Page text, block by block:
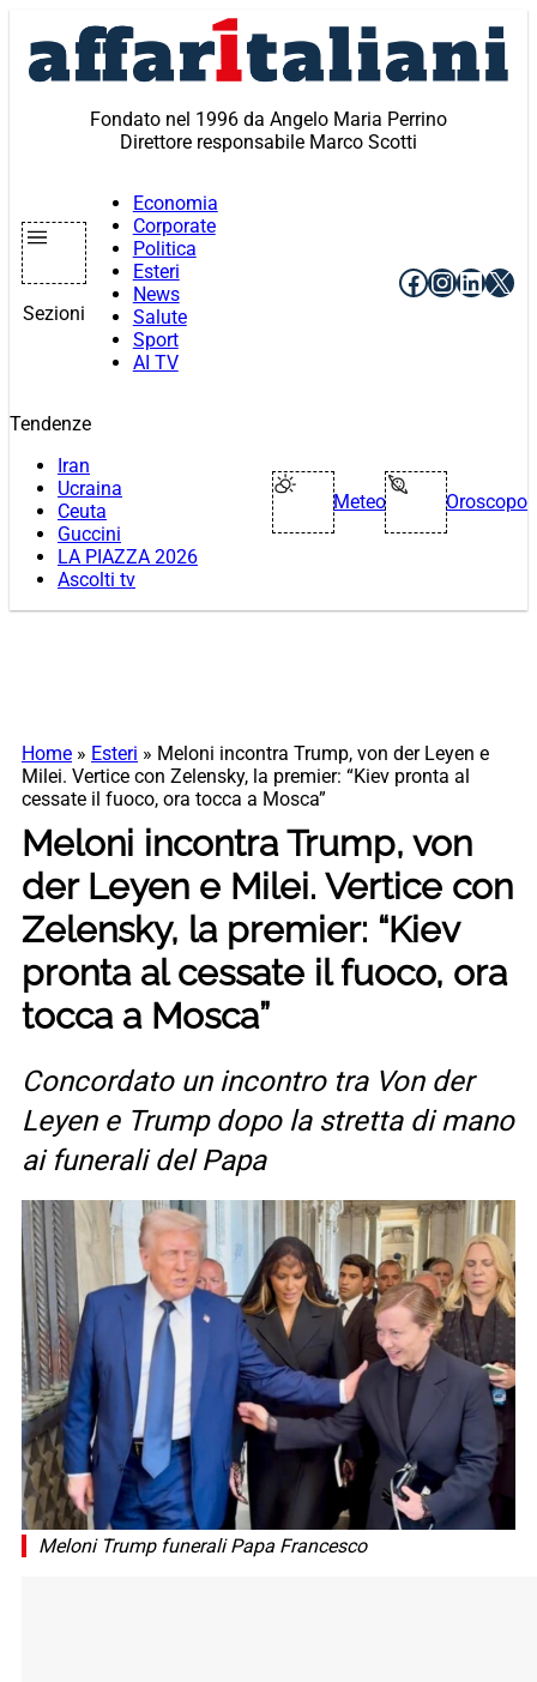
contenuto
Fondato nel 1996 da Angelo Maria Perrino
Direttore responsabile Marco Scotti
Sezioni
Economia
Corporate
Politica
Esteri
News
Salute
Sport
AI TV
Facebook
X
Tendenze
Iran
Ucraina
Ceuta
Guccini
LA PIAZZA 2026
Ascolti tv
Meteo Oroscopo
Home » Esteri » Meloni incontra Trump, von der Leyen e
Milei. Vertice con Zelensky, la premier: “Kiev pronta al
cessate il fuoco, ora tocca a Mosca”
Meloni incontra Trump, von
der Leyen e Milei. Vertice con
Zelensky, la premier: “Kiev
pronta al cessate il fuoco, ora
tocca a Mosca”
Concordato un incontro tra Von der
Leyen e Trump dopo la stretta di mano
ai funerali del Papa
Meloni Trump funerali Papa Francesco